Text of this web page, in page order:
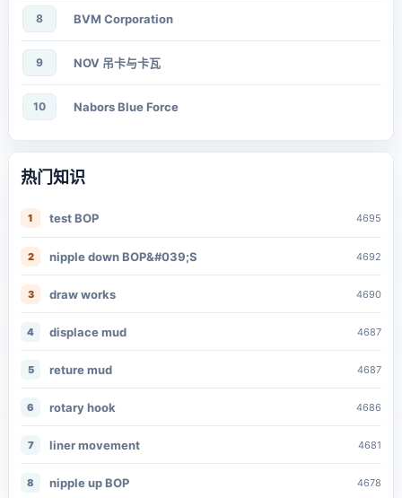
8 BVM Corporation
9 NOV 吊卡与卡瓦
10 Nabors Blue Force
热门知识
1 test BOP 4695
2 nipple down BOP&#039;S 4692
3 draw works 4690
4 displace mud 4687
5 reture mud 4687
6 rotary hook 4686
7 liner movement 4681
8 nipple up BOP 4678